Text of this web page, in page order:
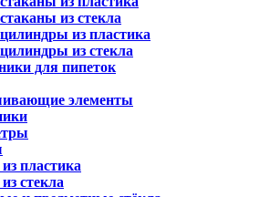
из стекла
из пластика
из стекла
для пипеток
элементы
пластика
стекла